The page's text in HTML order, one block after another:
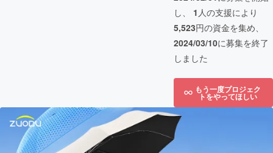
し、 1 人の支援により
5,523円の資金を集め、
2024/03/10に募集を終了
しました
もう一度プロジェク
トをやってほしい